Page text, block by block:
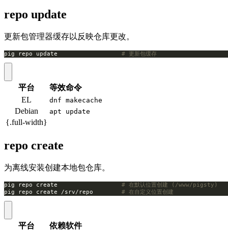
repo update
更新包管理器缓存以反映仓库更改。
pig repo update # 更新包缓存
平台
等效命令
EL
dnf makecache
Debian apt update
{.full-width}
repo create
为离线安装创建本地包仓库。
pig repo create # 在默认位置创建 (/www/pigsty)
pig repo create /srv/repo # 在自定义位置创建
平台
依赖软件